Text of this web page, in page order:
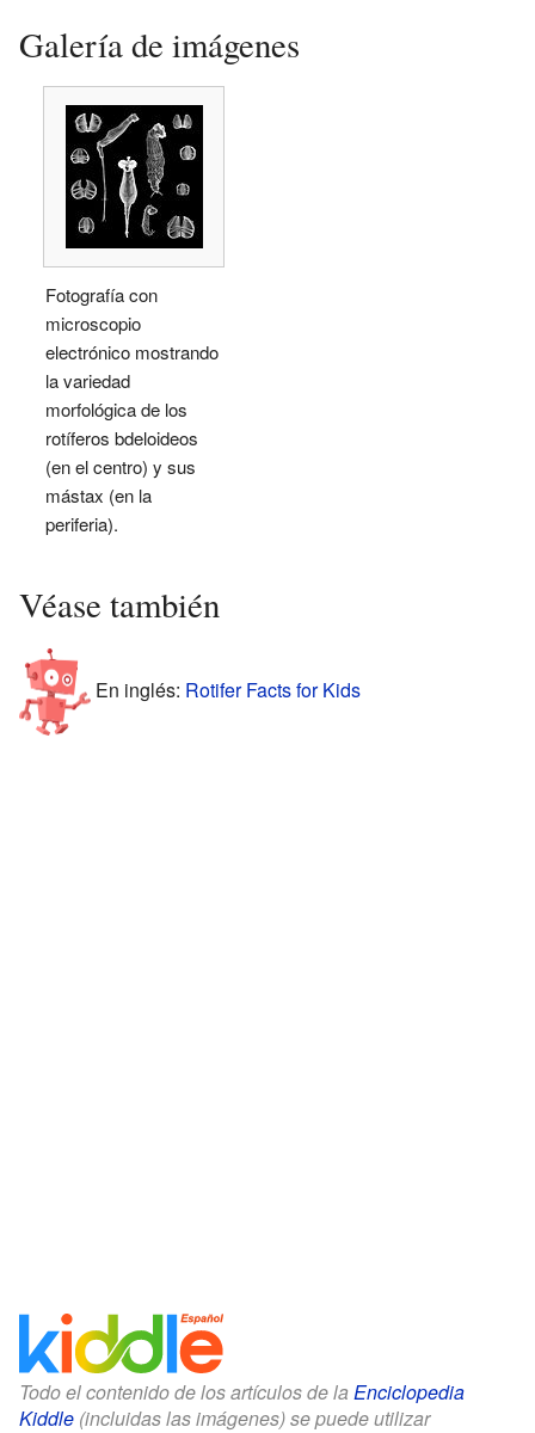
Galería de imágenes
Fotografía con
microscopio
electrónico mostrando
la variedad
morfológica de los
rotíferos bdeloideos
(en el centro) y sus
mástax (en la
periferia).
Véase también
En inglés: Rotifer Facts for Kids
Todo el contenido de los artículos de la Enciclopedia
Kiddle (incluidas las imágenes) se puede utilizar